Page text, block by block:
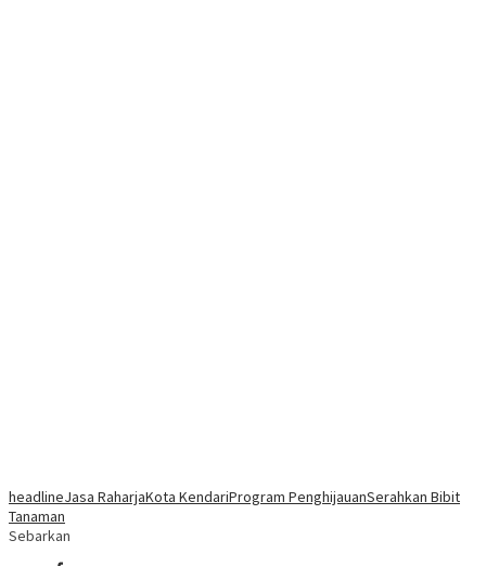
headlineJasa RaharjaKota KendariProgram PenghijauanSerahkan Bibit
Tanaman
Sebarkan